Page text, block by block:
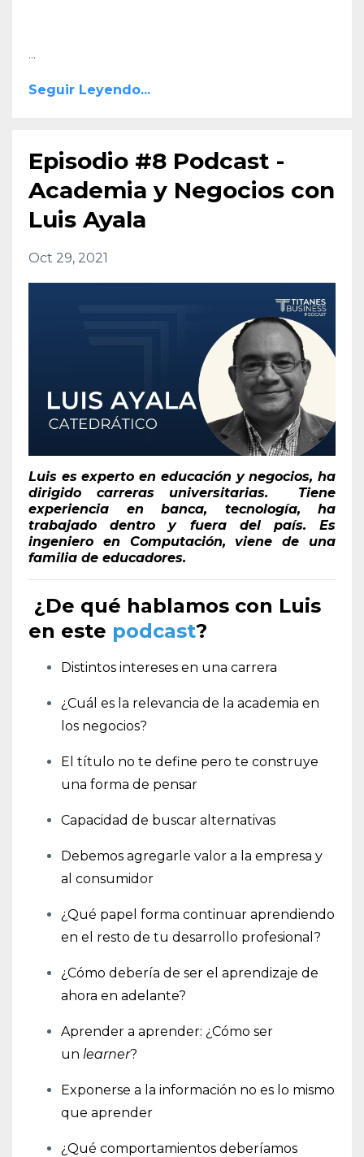
...
Seguir Leyendo...
Episodio #8 Podcast -
Academia y Negocios con
Luis Ayala
Oct 29, 2021
Luis es experto en educación y negocios, ha
dirigido carreras universitarias. Tiene
experiencia en banca, tecnología, ha
trabajado dentro y fuera del país. Es
ingeniero en Computación, viene de una
familia de educadores.
¿De qué hablamos con Luis
en este podcast?
Distintos intereses en una carrera
¿Cuál es la relevancia de la academia en
los negocios?
El título no te define pero te construye
una forma de pensar
Capacidad de buscar alternativas
Debemos agregarle valor a la empresa y
al consumidor
¿Qué papel forma continuar aprendiendo
en el resto de tu desarrollo profesional?
¿Cómo debería de ser el aprendizaje de
ahora en adelante?
Aprender a aprender: ¿Cómo ser
un learner?
Exponerse a la información no es lo mismo
que aprender
¿Qué comportamientos deberíamos